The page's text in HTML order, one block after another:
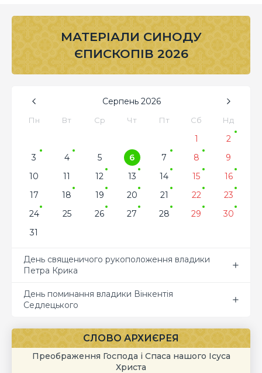
МАТЕРІАЛИ СИНОДУ
ЄПИСКОПІВ 2026
Серпень 2026
Пн Вт Ср Чт Пт Сб Нд
1
2
3
4 5 6 7 8
9
10
11 12 13 14 15
16
17
18 19 20 21 22
23
24
25 26 27 28 29
30
31
День священичого рукоположення владики
Петра Крика
День поминання владики Вінкентія
Седлецького
СЛОВО АРХИЄРЕЯ
Преображення Господа і Спаса нашого Ісуса
Христа